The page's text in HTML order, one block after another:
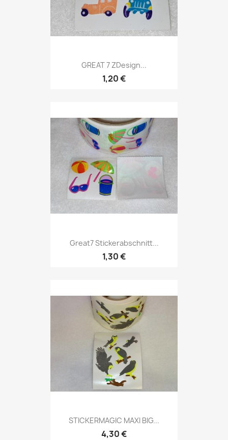
GREAT 7 ZDesign...
1,20 €
Great7 Stickerabschnitt...
1,30 €
STICKERMAGIC MAXI BIG...
4,30 €